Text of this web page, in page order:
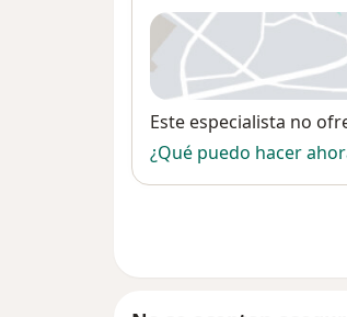
Disponibilidad
Este especialista no
¿Qué puedo hacer